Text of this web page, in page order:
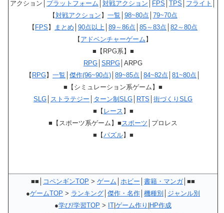
アクション│ プラットフォーム 対戦アクション FPS TPS フライト
【対戦アクション 】 一覧 98~80点 79~70点
【 FPS 】 まとめ 90点以上 89～86点 85～83点 82～80点
【 アドベンチャーゲーム 】
■【RPG系】■
RPG SRPG │ARPG
【 RPG】 一覧 傑作(96~90点) 89~85点 84~82点 81~80点
■【シミュレーション系ゲーム】■
SLG
ストラテジー ターン制SLG RTS 街づくりSLG
■【 レース 】■
■【スポーツ系ゲーム】■ スポーツ │プロレス
■【パズル】■
■■│ コペンギンTOP > ゲーム ホビー 書籍・マンガ│■■
●ゲームTOP > ランキング 傑作・名作 機種別
ジャンル別
●学び/学習TOP > IT ゲーム作り HP作成